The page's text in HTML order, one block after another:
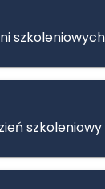
szkoleniowych
szkoleniowy